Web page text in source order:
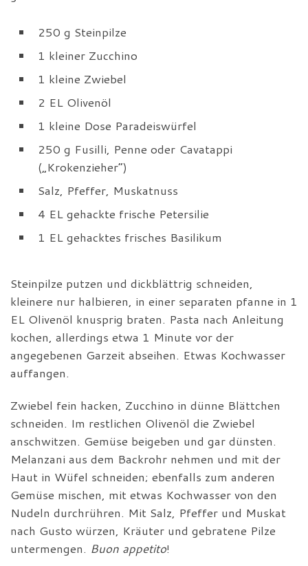
250 g Steinpilze
1 kleiner Zucchino
1 kleine Zwiebel
2 EL Olivenöl
1 kleine Dose Paradeiswürfel
250 g Fusilli, Penne oder Cavatappi
(„Krokenzieher“)
Salz, Pfeffer, Muskatnuss
4 EL gehackte frische Petersilie
1 EL gehacktes frisches Basilikum
Steinpilze putzen und dickblättrig schneiden,
kleinere nur halbieren, in einer separaten pfanne in 1
EL Olivenöl knusprig braten. Pasta nach Anleitung
kochen, allerdings etwa 1 Minute vor der
angegebenen Garzeit abseihen. Etwas Kochwasser
auffangen.
Zwiebel fein hacken, Zucchino in dünne Blättchen
schneiden. Im restlichen Olivenöl die Zwiebel
anschwitzen. Gemüse beigeben und gar dünsten.
Melanzani aus dem Backrohr nehmen und mit der
Haut in Wüfel schneiden; ebenfalls zum anderen
Gemüse mischen, mit etwas Kochwasser von den
Nudeln durchrühren. Mit Salz, Pfeffer und Muskat
nach Gusto würzen, Kräuter und gebratene Pilze
untermengen. Buon appetito!